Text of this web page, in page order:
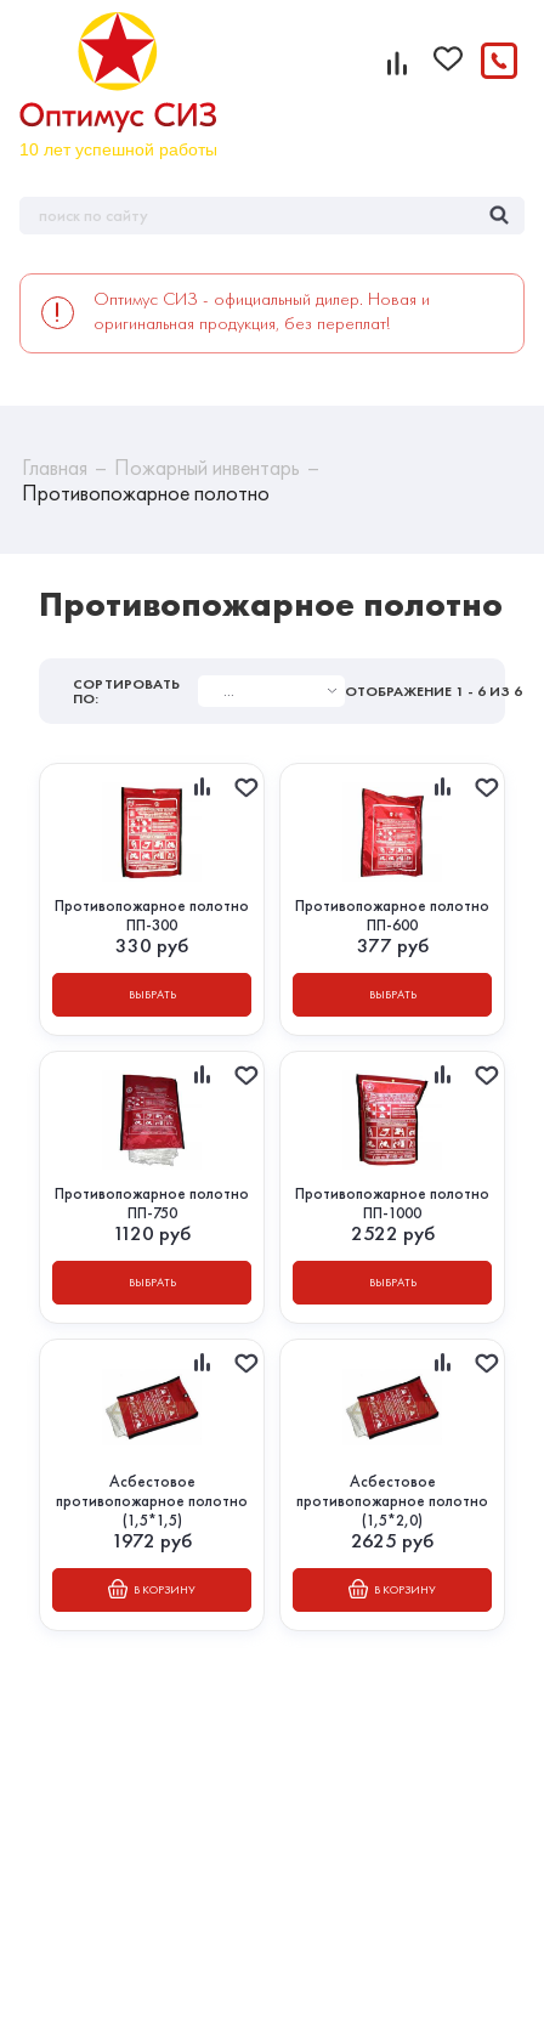
Оптимус СИЗ - официальный дилер. Новая и
оригинальная продукция, без переплат!
Главная
Пожарный инвентарь
Противопожарное полотно
Противопожарное полотно
СОРТИРОВАТЬ
ПО: ... ОТОБРАЖЕНИЕ 1 - 6 ИЗ 6
Противопожарное полотно
ПП-300
330 руб
ВЫБРАТЬ
Противопожарное полотно
ПП-600
377 руб
ВЫБРАТЬ
Противопожарное полотно
ПП-750
1120 руб
ВЫБРАТЬ
Противопожарное полотно
ПП-1000
2522 руб
ВЫБРАТЬ
Асбестовое
противопожарное полотно
(1,5*1,5)
1972 руб
В КОРЗИНУ
Асбестовое
противопожарное полотно
(1,5*2,0)
2625 руб
В КОРЗИНУ